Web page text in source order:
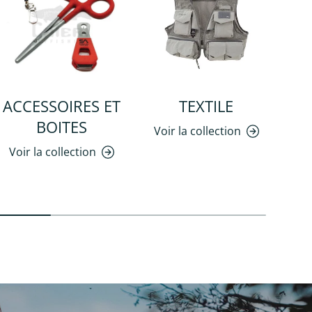
ACCESSOIRES ET
BOITES
Voir la collection
TEXTILE
Voir la collection